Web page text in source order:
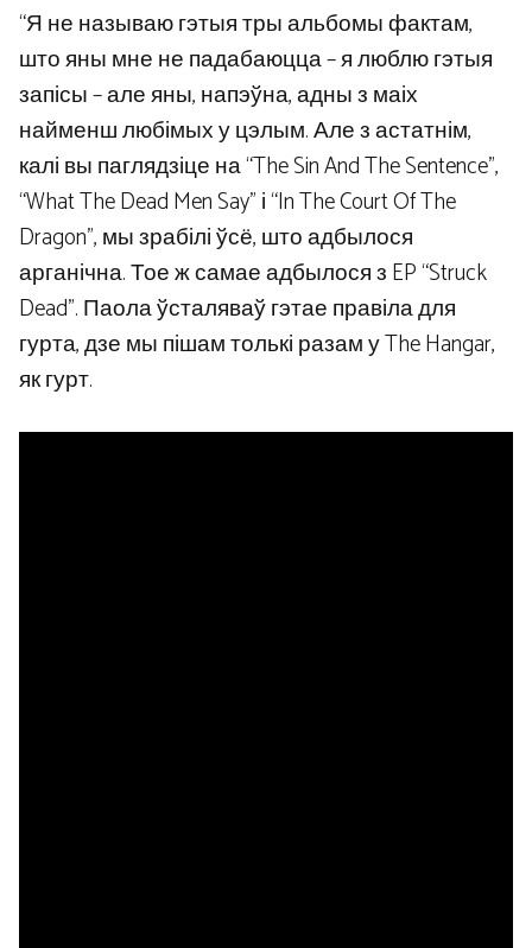
“Я не называю гэтыя тры альбомы фактам,
што яны мне не падабаюцца – я люблю гэтыя
запісы – але яны, напэўна, адны з маіх
найменш любімых у цэлым. Але з астатнім,
калі вы паглядзіце на “The Sin And The Sentence”,
“What The Dead Men Say” і “In The Court Of The
Dragon”, мы зрабілі ўсё, што адбылося
арганічна. Тое ж самае адбылося з EP “Struck
Dead”. Паола ўсталяваў гэтае правіла для
гурта, дзе мы пішам толькі разам у The Hangar,
як гурт.